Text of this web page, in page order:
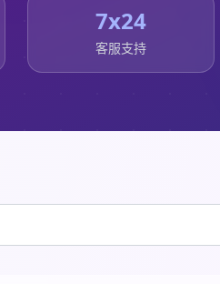
7x24
客服支持